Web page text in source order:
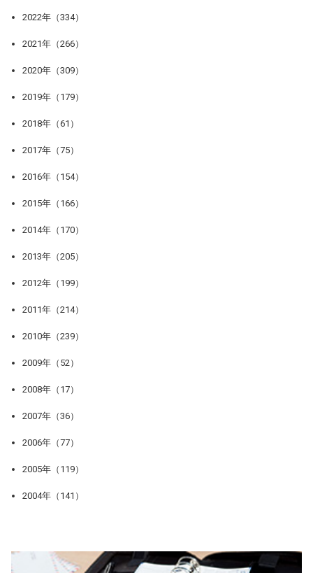
2022年（334）
2021年（266）
2020年（309）
2019年（179）
2018年（61）
2017年（75）
2016年（154）
2015年（166）
2014年（170）
2013年（205）
2012年（199）
2011年（214）
2010年（239）
2009年（52）
2008年（17）
2007年（36）
2006年（77）
2005年（119）
2004年（141）